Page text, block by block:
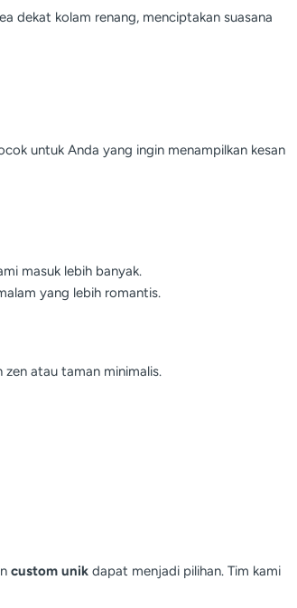
dekat kolam renang, menciptakan suasana
untuk Anda yang ingin menampilkan kesan
masuk lebih banyak.
yang lebih romantis.
atau taman minimalis.
custom unik dapat menjadi pilihan. Tim kami